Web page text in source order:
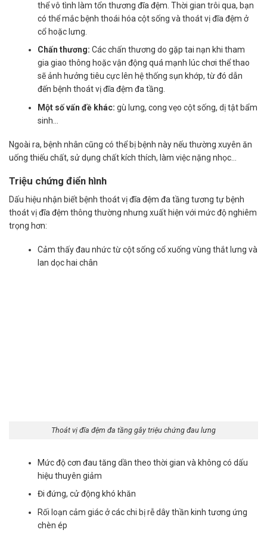
thể vô tình làm tổn thương đĩa đệm. Thời gian trôi qua, bạn
có thể mắc bệnh thoái hóa cột sống và thoát vị đĩa đệm ở
cổ hoặc lưng.
Chấn thương: Các chấn thương do gặp tai nạn khi tham
gia giao thông hoặc vận động quá mạnh lúc chơi thể thao
sẽ ảnh hưởng tiêu cực lên hệ thống sụn khớp, từ đó dẫn
đến bệnh thoát vị đĩa đệm đa tầng.
Một số vấn đề khác: gù lưng, cong vẹo cột sống, dị tật bẩm
sinh…
Ngoài ra, bệnh nhân cũng có thể bị bệnh này nếu thường xuyên ăn
uống thiếu chất, sử dụng chất kích thích, làm việc nặng nhọc…
Triệu chứng điển hình
Dấu hiệu nhận biết bệnh thoát vị đĩa đệm đa tầng tương tự bệnh
thoát vị đĩa đệm thông thường nhưng xuất hiện với mức độ nghiêm
trọng hơn:
Cảm thấy đau nhức từ cột sống cổ xuống vùng thắt lưng và
lan dọc hai chân
Thoát vị đĩa đệm đa tầng gây triệu chứng đau lưng
Mức độ cơn đau tăng dần theo thời gian và không có dấu
hiệu thuyên giảm
Đi đứng, cử động khó khăn
Rối loạn cảm giác ở các chi bị rễ dây thần kinh tương ứng
chèn ép